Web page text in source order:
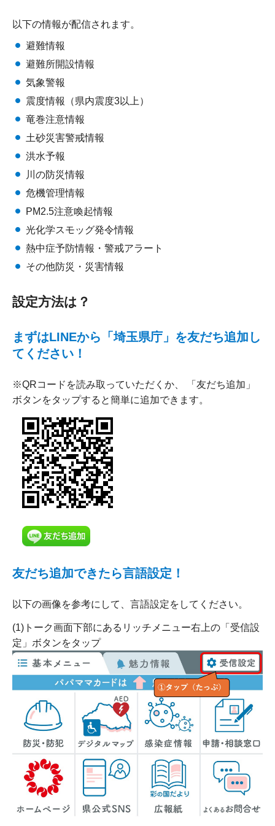
以下の情報が配信されます。
避難情報
避難所開設情報
気象警報
震度情報（県内震度3以上）
竜巻注意情報
土砂災害警戒情報
洪水予報
川の防災情報
危機管理情報
PM2.5注意喚起情報
光化学スモッグ発令情報
熱中症予防情報・警戒アラート
その他防災・災害情報
設定方法は？
まずはLINEから「埼玉県庁」を友だち追加し
てください！
※QRコードを読み取っていただくか、 「友だち追加」
ボタンをタップすると簡単に追加できます。
友だち追加できたら言語設定！
以下の画像を参考にして、言語設定をしてください。
(1)トーク画面下部にあるリッチメニュー右上の「受信設
定」ボタンをタップ